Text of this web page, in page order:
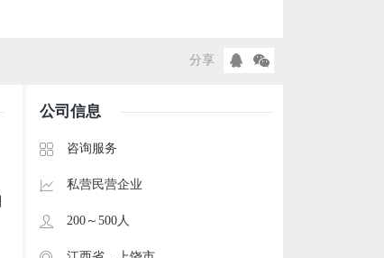
分享
公司信息
咨询服务
私营民营企业
200～500人